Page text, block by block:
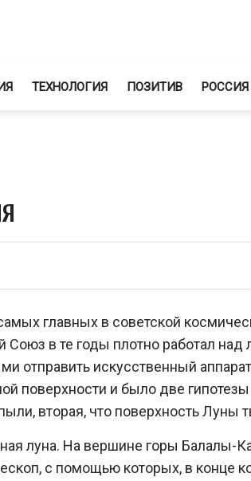
ТЕХНОЛОГИЯ ПОЗИТИВ РОССИЯ
главных в советской
Союз в те годы плотно работал
искусственный
поверхности и было две
вторая, что поверхность Луны
луна. На вершине горы Балалы-
с помощью которых, в конце